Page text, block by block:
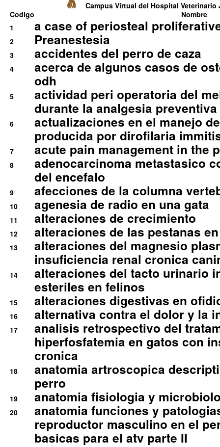
Campus Virtual del Hospital Veterinario
Codigo
Nombre
1
a case of periosteal
2 Preanestesia
3 accidentes del perro de caza
4
acerca de algunos casos de
odh
5
actividad peri operatoria del
durante la analgesia
6
actualizaciones en el manejo
producida por dirofilaria
7 acute pain management in the
8
adenocarcinoma metastasico
del encefalo
9 afecciones de la columna
10 agenesia de radio en una gata
11 alteraciones de crecimiento
12 alteraciones de las pestanas
13
alteraciones del magnesio
insuficiencia renal cronica
14
alteraciones del tacto urinario
esteriles en felinos
15 alteraciones digestivas en
16 alternativa contra el dolor y la
17
analisis retrospectivo del
hiperfosfatemia en gatos con
cronica
18
anatomia artroscopica
perro
19 anatomia fisiologia y
20
anatomia funciones y
reproductor masculino en el
basicas para el atv parte II